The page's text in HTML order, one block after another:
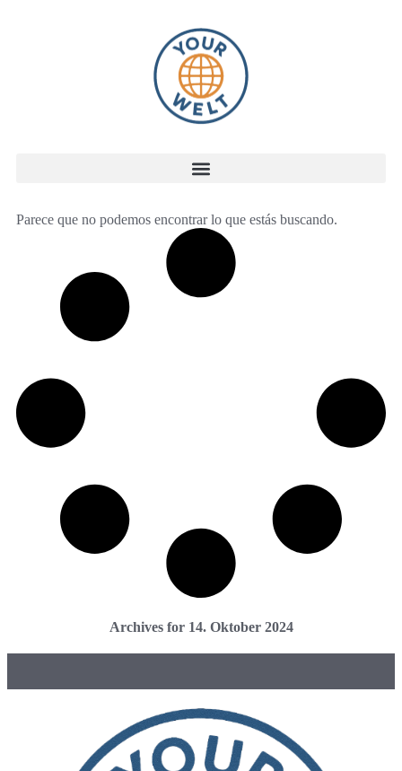
Parece que no podemos encontrar lo que estás buscando.
Archives for 14. Oktober 2024